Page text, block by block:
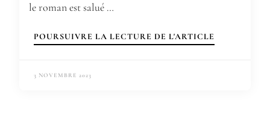
le roman est salué …
POURSUIVRE LA LECTURE DE L'ARTICLE
3 NOVEMBRE 2023